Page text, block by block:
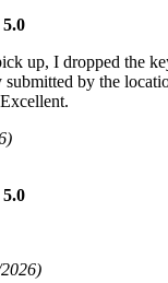
5.0
up, I dropped the
submitted by the
5.0